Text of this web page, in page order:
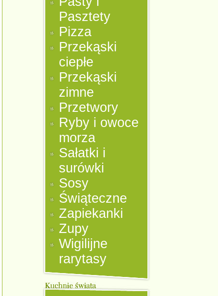
Pasztety
Pizza
Przekąski
ciepłe
Przekąski
zimne
Przetwory
Ryby i owoce
morza
Sałatki i
surówki
Sosy
Świąteczne
Zapiekanki
Zupy
Wigilijne
rarytasy